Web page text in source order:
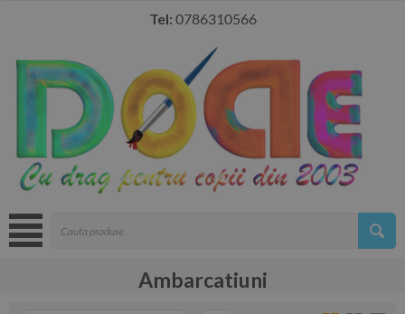
Tel: 0786310566
Ambarcatiuni